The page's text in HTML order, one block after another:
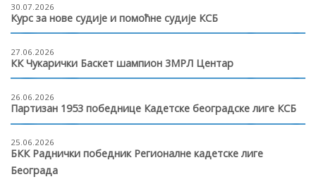
30.07.2026
Курс за нове судије и помоћне судије КСБ
27.06.2026
КК Чукарички Баскет шампион 3МРЛ Центар
26.06.2026
Партизан 1953 победнице Кадетске београдске лиге КСБ
25.06.2026
БКК Раднички победник Регионалне кадетске лиге
Београда